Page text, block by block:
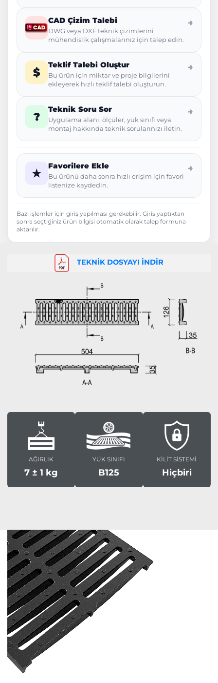
CAD Çizim Talebi
DWG veya DXF teknik çizimlerini
mühendislik çalışmalarınız için talep edin.
→
$
Teklif Talebi Oluştur
Bu ürün için miktar ve proje bilgilerini
ekleyerek hızlı teklif talebi oluşturun.
→
?
Teknik Soru Sor
Uygulama alanı, ölçüler, yük sınıfı veya
montaj hakkında teknik sorularınızı iletin.
→
★
Favorilere Ekle
Bu ürünü daha sonra hızlı erişim için favori
listenize kaydedin.
→
Bazı işlemler için giriş yapılması gerekebilir. Giriş yaptıktan
sonra seçtiğiniz ürün bilgisi otomatik olarak talep formuna
aktarılır.
TEKNİK DOSYAYI İNDİR
AĞIRLIK
7 ± 1 kg
YÜK SINIFI
B125
KİLİT SİSTEMİ
Hiçbiri